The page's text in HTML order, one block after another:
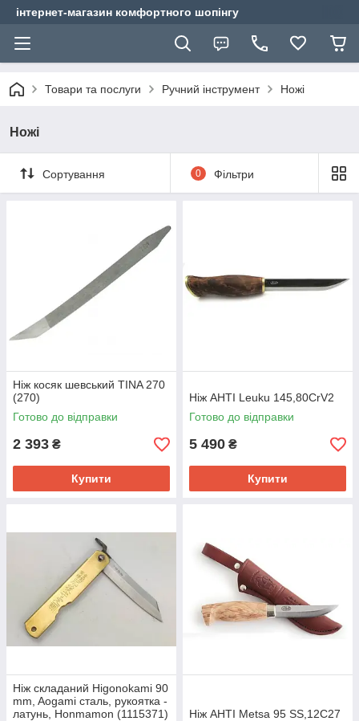
інтернет-магазин комфортного шопінгу
Товари та послуги Ручний інструмент Ножі
Ножі
Сортування 0 Фільтри
Ніж косяк шевський TINA 270
(270)
Готово до відправки
2 393 ₴
Купити
Ніж AHTI Leuku 145,80CrV2
Готово до відправки
5 490 ₴
Купити
Ніж складаний Higonokami 90
mm, Aogami сталь, рукоятка -
латунь, Honmamon (1115371)
Ніж AHTI Metsa 95 SS,12C27